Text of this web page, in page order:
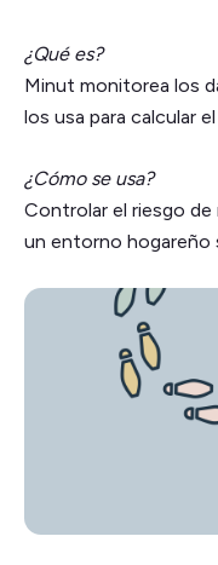
¿Qué es?
Minut monitorea los
los usa para calcular
¿Cómo se usa?
Controlar el riesgo de
un entorno hogareño